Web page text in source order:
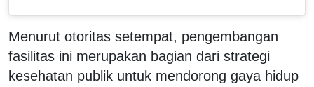
Menurut otoritas setempat, pengembangan
fasilitas ini merupakan bagian dari strategi
kesehatan publik untuk mendorong gaya hidup